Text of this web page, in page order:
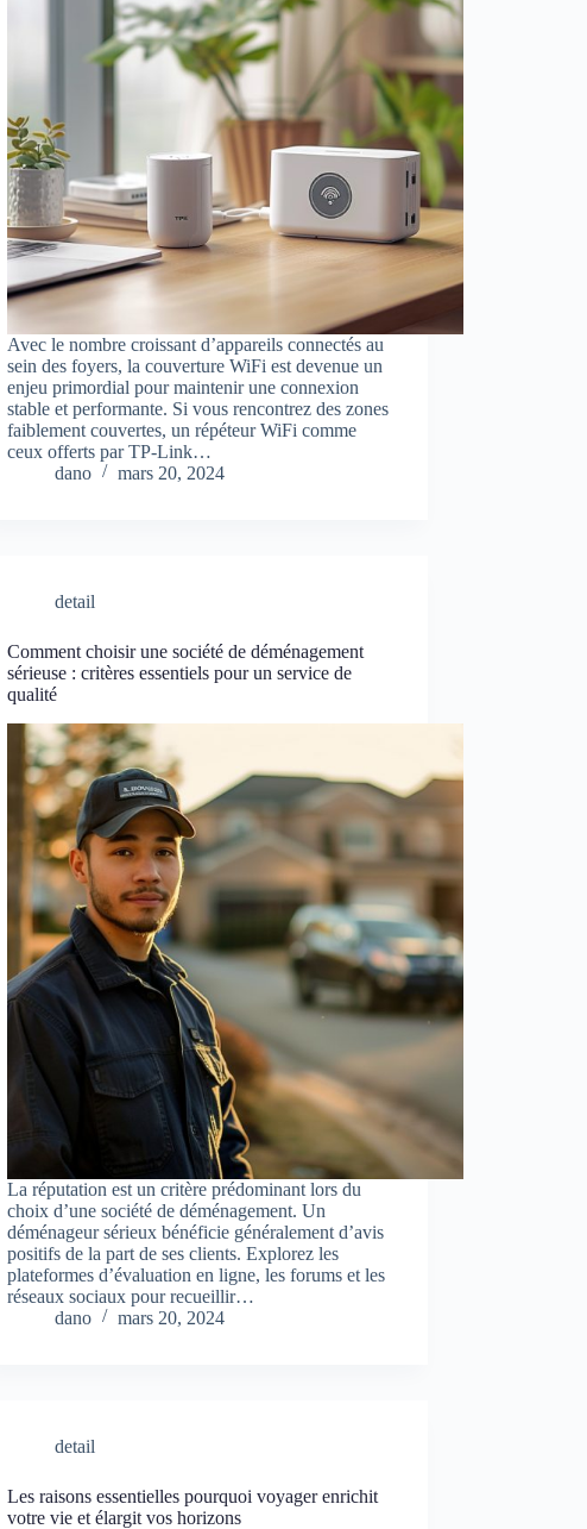
Avec le nombre croissant d’appareils connectés au
sein des foyers, la couverture WiFi est devenue un
enjeu primordial pour maintenir une connexion
stable et performante. Si vous rencontrez des zones
faiblement couvertes, un répéteur WiFi comme
ceux offerts par TP-Link…
dano
mars 20, 2024
detail
Comment choisir une société de déménagement
sérieuse : critères essentiels pour un service de
qualité
La réputation est un critère prédominant lors du
choix d’une société de déménagement. Un
déménageur sérieux bénéficie généralement d’avis
positifs de la part de ses clients. Explorez les
plateformes d’évaluation en ligne, les forums et les
réseaux sociaux pour recueillir…
dano
mars 20, 2024
detail
Les raisons essentielles pourquoi voyager enrichit
votre vie et élargit vos horizons